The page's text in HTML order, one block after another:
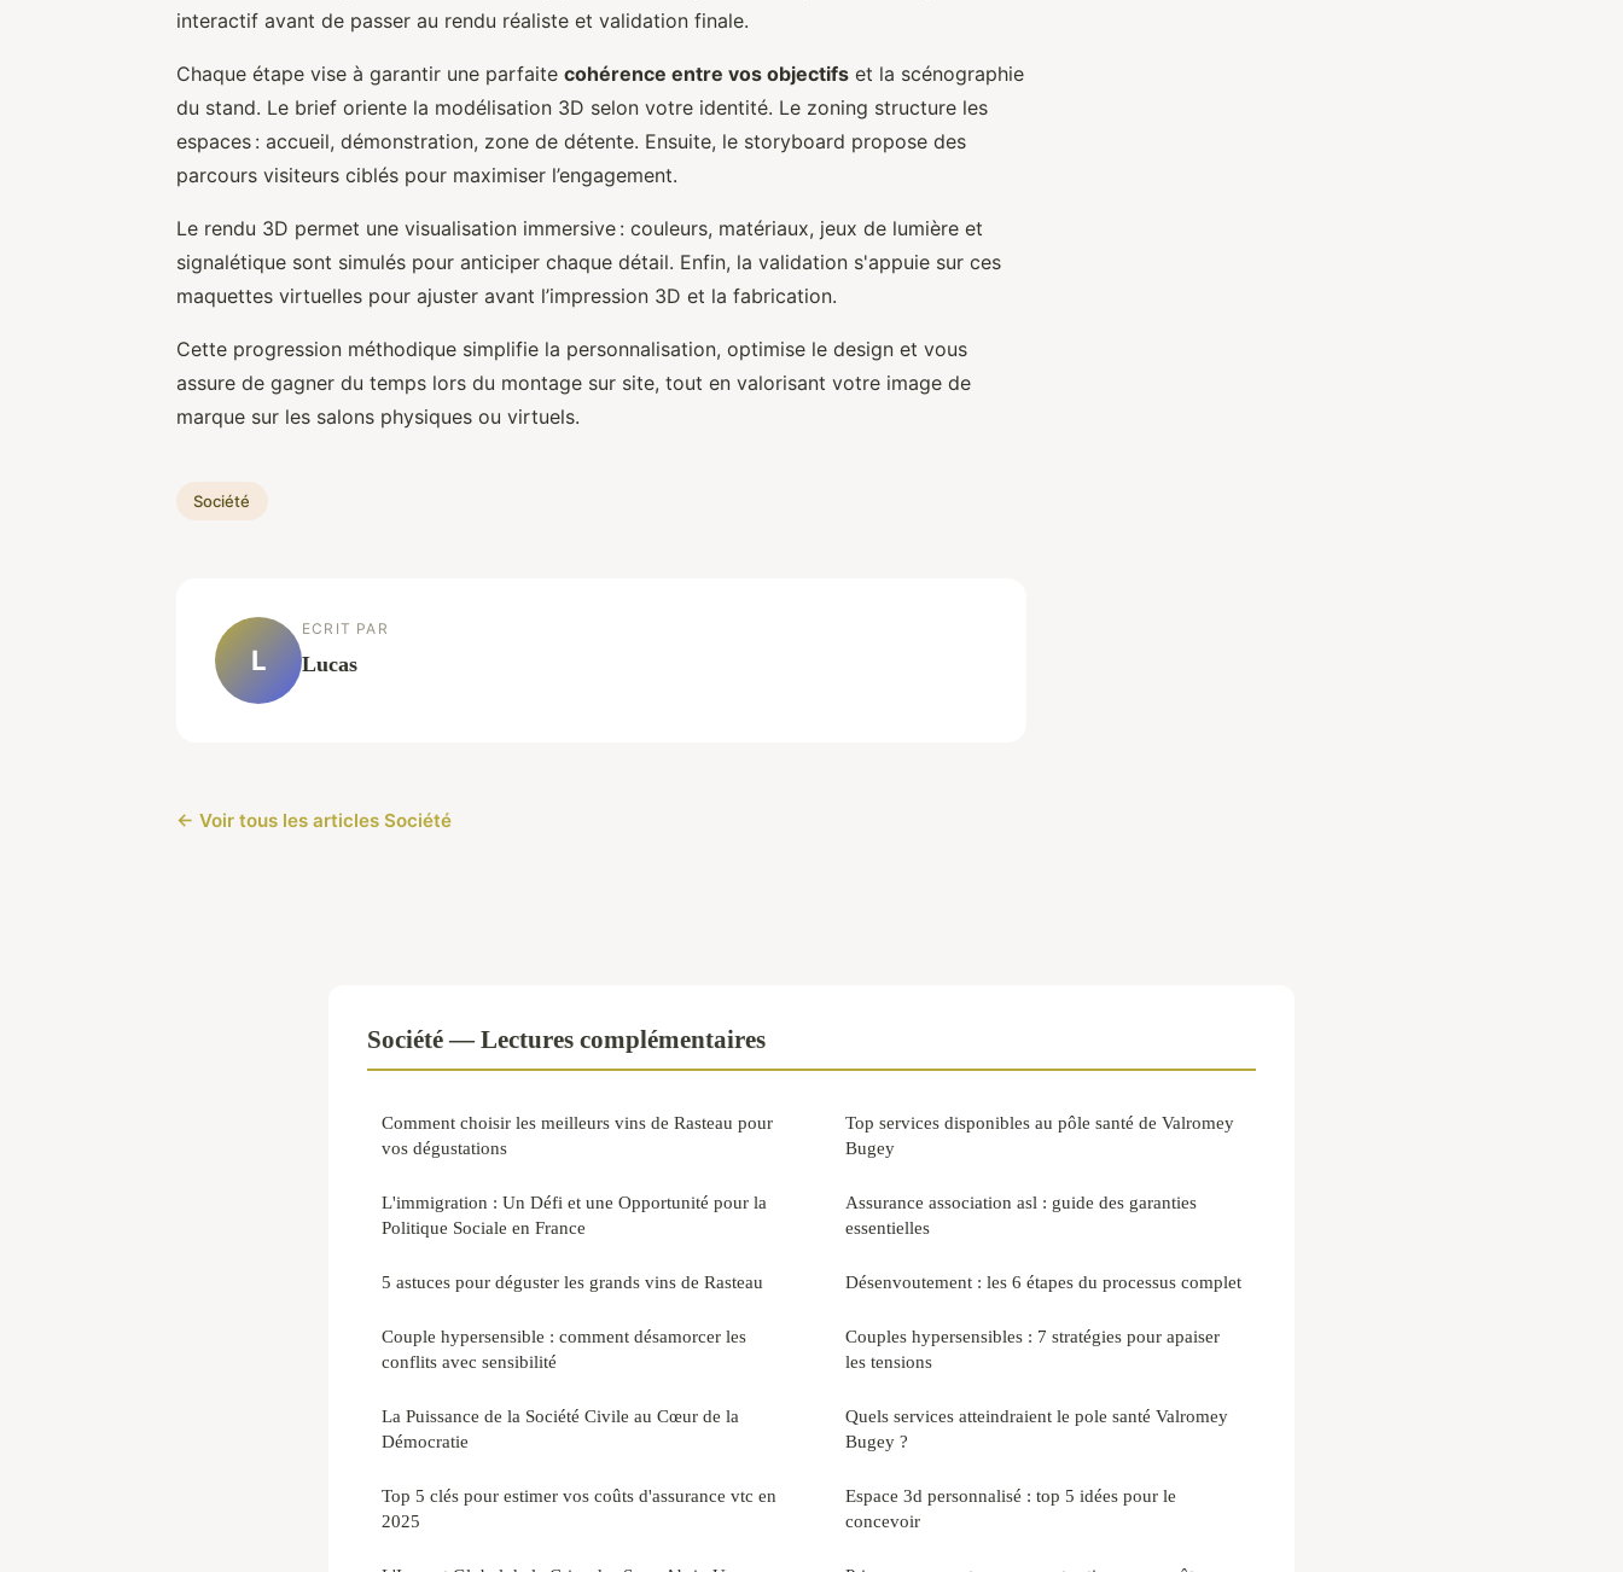
interactif avant de passer au rendu réaliste et validation finale.
Chaque étape vise à garantir une parfaite cohérence entre vos objectifs et la scénographie
du stand. Le brief oriente la modélisation 3D selon votre identité. Le zoning structure les
espaces : accueil, démonstration, zone de détente. Ensuite, le storyboard propose des
parcours visiteurs ciblés pour maximiser l’engagement.
Le rendu 3D permet une visualisation immersive : couleurs, matériaux, jeux de lumière et
signalétique sont simulés pour anticiper chaque détail. Enfin, la validation s'appuie sur ces
maquettes virtuelles pour ajuster avant l’impression 3D et la fabrication.
Cette progression méthodique simplifie la personnalisation, optimise le design et vous
assure de gagner du temps lors du montage sur site, tout en valorisant votre image de
marque sur les salons physiques ou virtuels.
Société
L
ECRIT PAR
Lucas
← Voir tous les articles Société
Société — Lectures complémentaires
Comment choisir les meilleurs vins de Rasteau pour
vos dégustations
L'immigration : Un Défi et une Opportunité pour la
Politique Sociale en France
5 astuces pour déguster les grands vins de Rasteau
Couple hypersensible : comment désamorcer les
conflits avec sensibilité
La Puissance de la Société Civile au Cœur de la
Démocratie
Top 5 clés pour estimer vos coûts d'assurance vtc en
2025
Top services disponibles au pôle santé de Valromey
Bugey
Assurance association asl : guide des garanties
essentielles
Désenvoutement : les 6 étapes du processus complet
Couples hypersensibles : 7 stratégies pour apaiser
les tensions
Quels services atteindraient le pole santé Valromey
Bugey ?
Espace 3d personnalisé : top 5 idées pour le
concevoir